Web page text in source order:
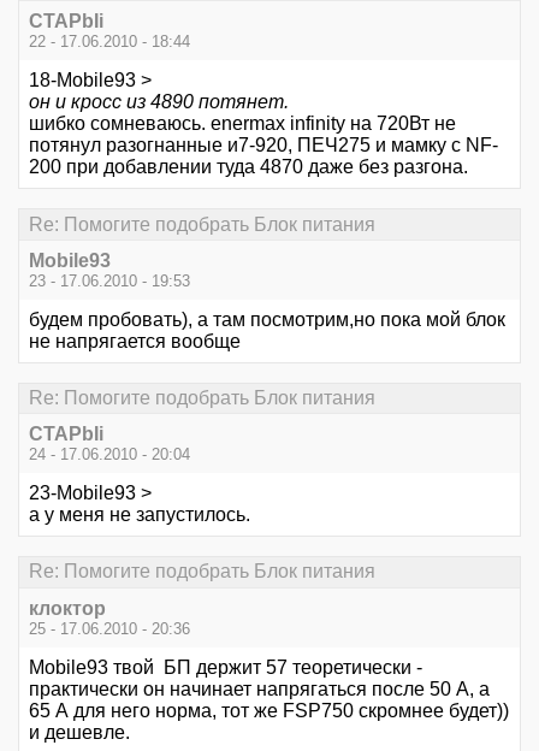
CTAPbIi
22 - 17.06.2010 - 18:44
18-Mobile93 >
он и кросс из 4890 потянет.
шибко сомневаюсь. enermax infinity на 720Вт не
потянул разогнанные и7-920, ПЕЧ275 и мамку с NF-
200 при добавлении туда 4870 даже без разгона.
Re: Помогите подобрать Блок питания
Mobile93
23 - 17.06.2010 - 19:53
будем пробовать), а там посмотрим,но пока мой блок
не напрягается вообще
Re: Помогите подобрать Блок питания
CTAPbIi
24 - 17.06.2010 - 20:04
23-Mobile93 >
а у меня не запустилось.
Re: Помогите подобрать Блок питания
клоктор
25 - 17.06.2010 - 20:36
Mobile93 твой БП держит 57 теоретически -
практически он начинает напрягаться после 50 А, а
65 А для него норма, тот же FSP750 скромнее будет))
и дешевле.